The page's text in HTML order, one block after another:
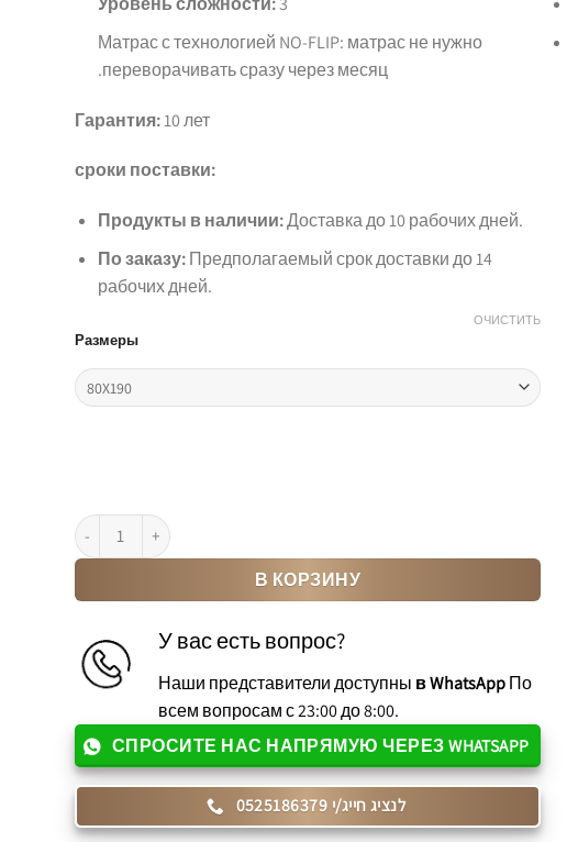
Матрас с технологией NO-FLIP: матрас не нужно
переворачивать сразу через месяц.
Гарантия:10 лет
сроки поставки:
Продукты в наличии:Доставка до 10 рабочих дней.
По заказу:Предполагаемый срок доставки до 14
рабочих дней.
Размеры
ОЧИСТИТЬ
В КОРЗИНУ
У вас есть вопрос?
Наши представители доступны в WhatsAppПо
всем вопросам с 23:00 до 8:00.
СПРОСИТЕ НАС НАПРЯМУЮ ЧЕРЕЗ WHATSAPP
לנציג חייג/י 0525186379